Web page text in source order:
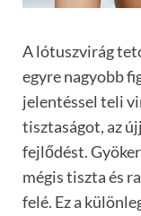
A lótuszvirág
egyre nagyobb
jelentéssel teli
tisztaságot, az
fejlődést.
mégis tiszta és
felé. Ez a